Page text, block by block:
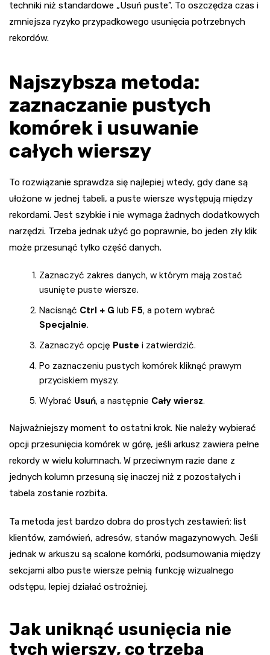
techniki niż standardowe „Usuń puste”. To oszczędza czas i
zmniejsza ryzyko przypadkowego usunięcia potrzebnych
rekordów.
Najszybsza metoda:
zaznaczanie pustych
komórek i usuwanie
całych wierszy
To rozwiązanie sprawdza się najlepiej wtedy, gdy dane są
ułożone w jednej tabeli, a puste wiersze występują między
rekordami. Jest szybkie i nie wymaga żadnych dodatkowych
narzędzi. Trzeba jednak użyć go poprawnie, bo jeden zły klik
może przesunąć tylko część danych.
Zaznaczyć zakres danych, w którym mają zostać
usunięte puste wiersze.
Nacisnąć Ctrl + G lub F5, a potem wybrać
Specjalnie.
Zaznaczyć opcję Puste i zatwierdzić.
Po zaznaczeniu pustych komórek kliknąć prawym
przyciskiem myszy.
Wybrać Usuń, a następnie Cały wiersz.
Najważniejszy moment to ostatni krok. Nie należy wybierać
opcji przesunięcia komórek w górę, jeśli arkusz zawiera pełne
rekordy w wielu kolumnach. W przeciwnym razie dane z
jednych kolumn przesuną się inaczej niż z pozostałych i
tabela zostanie rozbita.
Ta metoda jest bardzo dobra do prostych zestawień: list
klientów, zamówień, adresów, stanów magazynowych. Jeśli
jednak w arkuszu są scalone komórki, podsumowania między
sekcjami albo puste wiersze pełnią funkcję wizualnego
odstępu, lepiej działać ostrożniej.
Jak uniknąć usunięcia nie
tych wierszy, co trzeba